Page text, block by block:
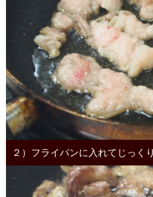
２）フライパンに入れてじっく